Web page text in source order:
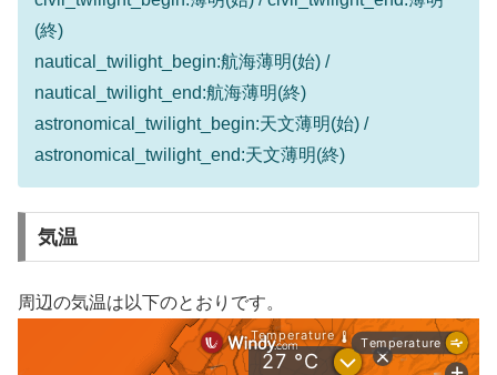
(終)
nautical_twilight_begin:航海薄明(始) /
nautical_twilight_end:航海薄明(終)
astronomical_twilight_begin:天文薄明(始) /
astronomical_twilight_end:天文薄明(終)
気温
周辺の気温は以下のとおりです。